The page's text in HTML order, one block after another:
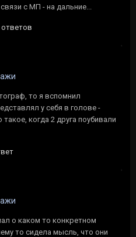
с МП - на дальние...
ответов
то я вспомнил
у себя в голове -
когда 2 друга поубивали
о каком то конкретном
то сидела мысль, что они